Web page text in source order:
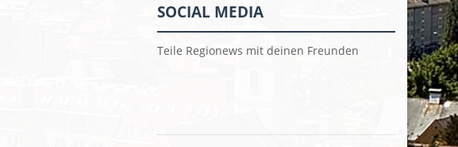
SOCIAL MEDIA
Teile Regionews mit deinen Freunden